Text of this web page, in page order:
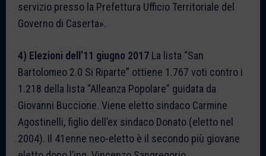
servizio presso la Prefettura Ufficio Territoriale del
Governo di Caserta».
4) Elezioni dell’11 giugno 2017 La lista “San
Bartolomeo 2.0 Si Riparte” ottiene 1.767 voti contro i
1.218 della lista “Alleanza Popolare” guidata da
Giovanni Buccione. Viene eletto sindaco Carmine
Agostinelli, figlio dell’ex sindaco Donato (eletto nel
2004). Il 41enne neo-eletto è il secondo più giovane